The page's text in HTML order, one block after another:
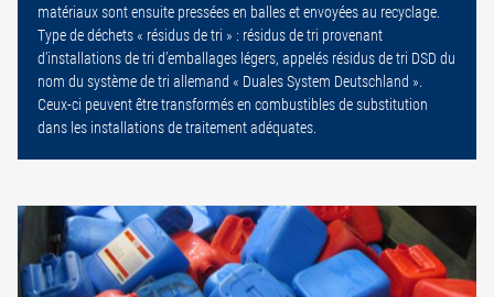
matériaux sont ensuite pressées en balles et envoyées au recyclage.
Type de déchets « résidus de tri » : résidus de tri provenant
d’installations de tri d’emballages légers, appelés résidus de tri DSD du
nom du système de tri allemand « Duales System Deutschland ».
Ceux-ci peuvent être transformés en combustibles de substitution
dans les installations de traitement adéquates.